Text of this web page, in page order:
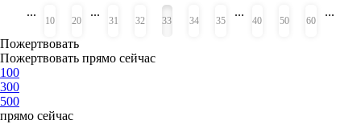
...
10 20
...
31 32 33 34 35
...
40 50 60
...
Пожертвовать
Пожертвовать прямо сейчас
100
300
500
прямо сейчас